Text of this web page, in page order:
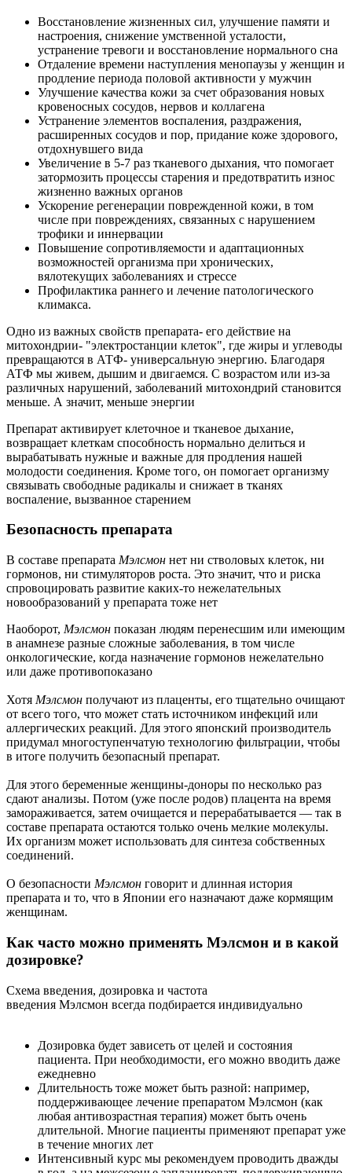
Восстановление жизненных сил, улучшение памяти и
настроения, снижение умственной усталости,
устранение тревоги и восстановление нормального сна
Отдаление времени наступления менопаузы у женщин и
продление периода половой активности у мужчин
Улучшение качества кожи за счет образования новых
кровеносных сосудов, нервов и коллагена
Устранение элементов воспаления, раздражения,
расширенных сосудов и пор, придание коже здорового,
отдохнувшего вида
Увеличение в 5-7 раз тканевого дыхания, что помогает
затормозить процессы старения и предотвратить износ
жизненно важных органов
Ускорение регенерации поврежденной кожи, в том
числе при повреждениях, связанных с нарушением
трофики и иннервации
Повышение сопротивляемости и адаптационных
возможностей организма при хронических,
вялотекущих заболеваниях и стрессе
Профилактика раннего и лечение патологического
климакса.
Одно из важных свойств препарата- его действие на
митохондрии- "электростанции клеток", где жиры и углеводы
превращаются в АТФ- универсальную энергию. Благодаря
АТФ мы живем, дышим и двигаемся. С возрастом или из-за
различных нарушений, заболеваний митохондрий становится
меньше. А значит, меньше энергии
Препарат активирует клеточное и тканевое дыхание,
возвращает клеткам способность нормально делиться и
вырабатывать нужные и важные для продления нашей
молодости соединения. Кроме того, он помогает организму
связывать свободные радикалы и снижает в тканях
воспаление, вызванное старением
Безопасность препарата
В составе препарата Мэлсмон нет ни стволовых клеток, ни
гормонов, ни стимуляторов роста. Это значит, что и риска
спровоцировать развитие каких-то нежелательных
новообразований у препарата тоже нет
Наоборот, Мэлсмон показан людям перенесшим или имеющим
в анамнезе разные сложные заболевания, в том числе
онкологические, когда назначение гормонов нежелательно
или даже противопоказано
Хотя Мэлсмон получают из плаценты, его тщательно очищают
от всего того, что может стать источником инфекций или
аллергических реакций. Для этого японский производитель
придумал многоступенчатую технологию фильтрации, чтобы
в итоге получить безопасный препарат.
Для этого беременные женщины-доноры по несколько раз
сдают анализы. Потом (уже после родов) плацента на время
замораживается, затем очищается и перерабатывается — так в
составе препарата остаются только очень мелкие молекулы.
Их организм может использовать для синтеза собственных
соединений.
О безопасности Мэлсмон говорит и длинная история
препарата и то, что в Японии его назначают даже кормящим
женщинам.
Как часто можно применять Мэлсмон и в какой
дозировке?
Схема введения, дозировка и частота
введения Мэлсмон всегда подбирается индивидуально
Дозировка будет зависеть от целей и состояния
пациента. При необходимости, его можно вводить даже
ежедневно
Длительность тоже может быть разной: например,
поддерживающее лечение препаратом Мэлсмон (как
любая антивозрастная терапия) может быть очень
длительной. Многие пациенты применяют препарат уже
в течение многих лет
Интенсивный курс мы рекомендуем проводить дважды